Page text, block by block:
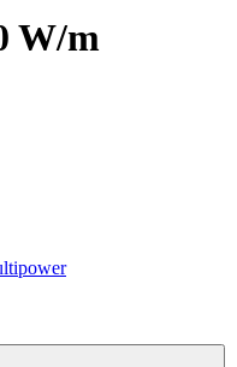
W/m